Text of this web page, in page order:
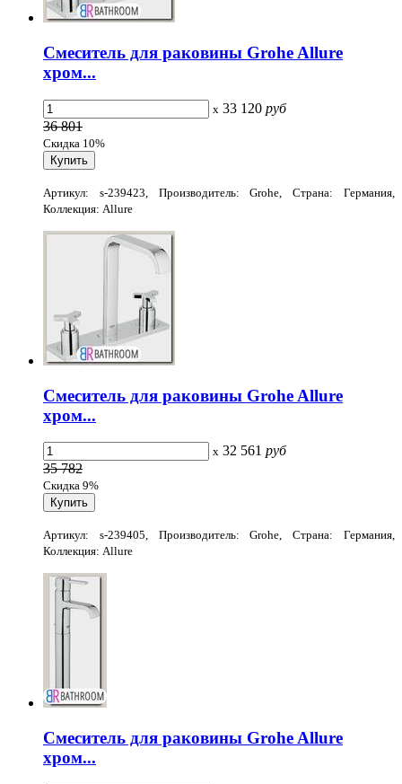
Смеситель для раковины Grohe Allure
хром...
x 33 120 руб
36 801
Скидка 10%
Артикул: s-239423, Производитель: Grohe, Страна: Германия,
Коллекция: Allure
Смеситель для раковины Grohe Allure
хром...
x 32 561 руб
35 782
Скидка 9%
Артикул: s-239405, Производитель: Grohe, Страна: Германия,
Коллекция: Allure
Смеситель для раковины Grohe Allure
хром...